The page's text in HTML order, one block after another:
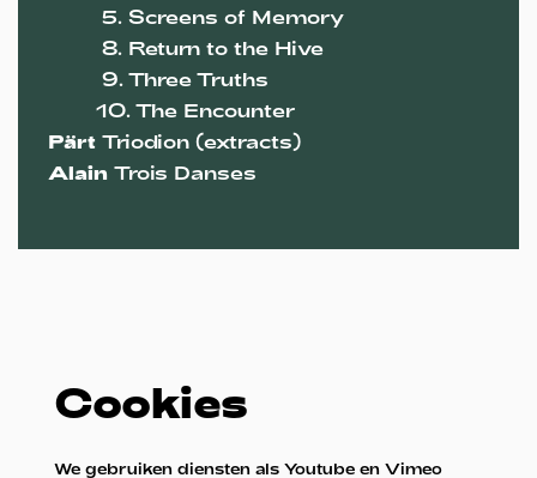
5.⁠ ⁠Screens of Memory
8.⁠ ⁠Return to the Hive
9.⁠ ⁠Three Truths
10.⁠ ⁠The Encounter
Pärt Triodion (extracts)
Alain Trois Danses
Cookies
We gebruiken diensten als Youtube en Vimeo